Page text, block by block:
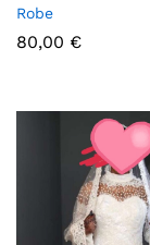
Robe
80,00 €